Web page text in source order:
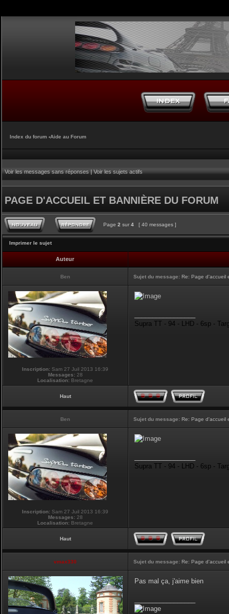
Index du forum ‹Aide au Forum
Voir les messages sans réponses|Voir les sujets actifs
PAGE D'ACCUEIL ET BANNIÈRE DU FORUM
Page 2 sur 4 [ 40 messages ]
Imprimer le sujet
Auteur
Ben Sujet du message: Re: Page d'accueil
Inscription: Sam 27 Juil 2013 16:39
Messages: 28
Localisation: Bretagne
Supra TT - 94 - LHD - 6sp -
Haut
Ben Sujet du message: Re: Page d'accueil
Inscription: Sam 27 Juil 2013 16:39
Messages: 28
Localisation: Bretagne
Supra TT - 94 - LHD - 6sp -
Haut
vmax330 Sujet du message: Re: Page d'accueil
Pas mal ça, j'aime bien